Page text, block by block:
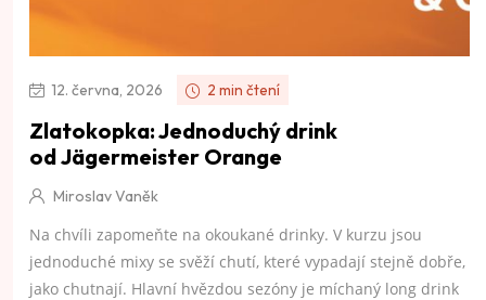
12. června, 2026 2 min čtení
Zlatokopka: Jednoduchý drink
od Jägermeister Orange
Miroslav Vaněk
Na chvíli zapomeňte na okoukané drinky. V kurzu jsou
jednoduché mixy se svěží chutí, které vypadají stejně dobře,
jako chutnají. Hlavní hvězdou sezóny je míchaný long drink